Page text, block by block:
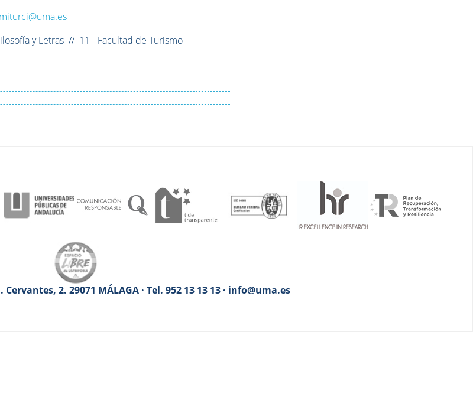
miturci@uma.es
y Letras // 11 - Facultad de Turismo
2. 29071 MÁLAGA · Tel. 952 13 13 13 · info@uma.es